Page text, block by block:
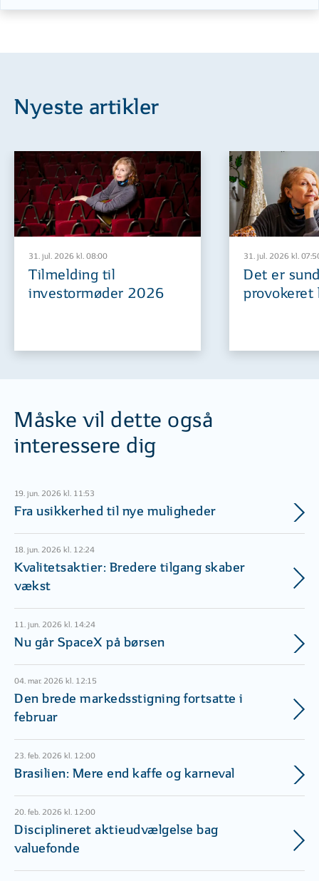
Nyeste artikler
31. jul. 2026 kl. 08:00
Tilmelding til
investormøder 2026
31. jul. 2026 kl.
Det er
provokeret
Måske vil dette også
interessere dig
19. jun. 2026 kl. 11:53
Fra usikkerhed til nye muligheder
18. jun. 2026 kl. 12:24
Kvalitetsaktier: Bredere tilgang skaber
vækst
11. jun. 2026 kl. 14:24
Nu går SpaceX på børsen
04. mar. 2026 kl. 12:15
Den brede markedsstigning fortsatte i
februar
23. feb. 2026 kl. 12:00
Brasilien: Mere end kaffe og karneval
20. feb. 2026 kl. 12:00
Disciplineret aktieudvælgelse bag
valuefonde